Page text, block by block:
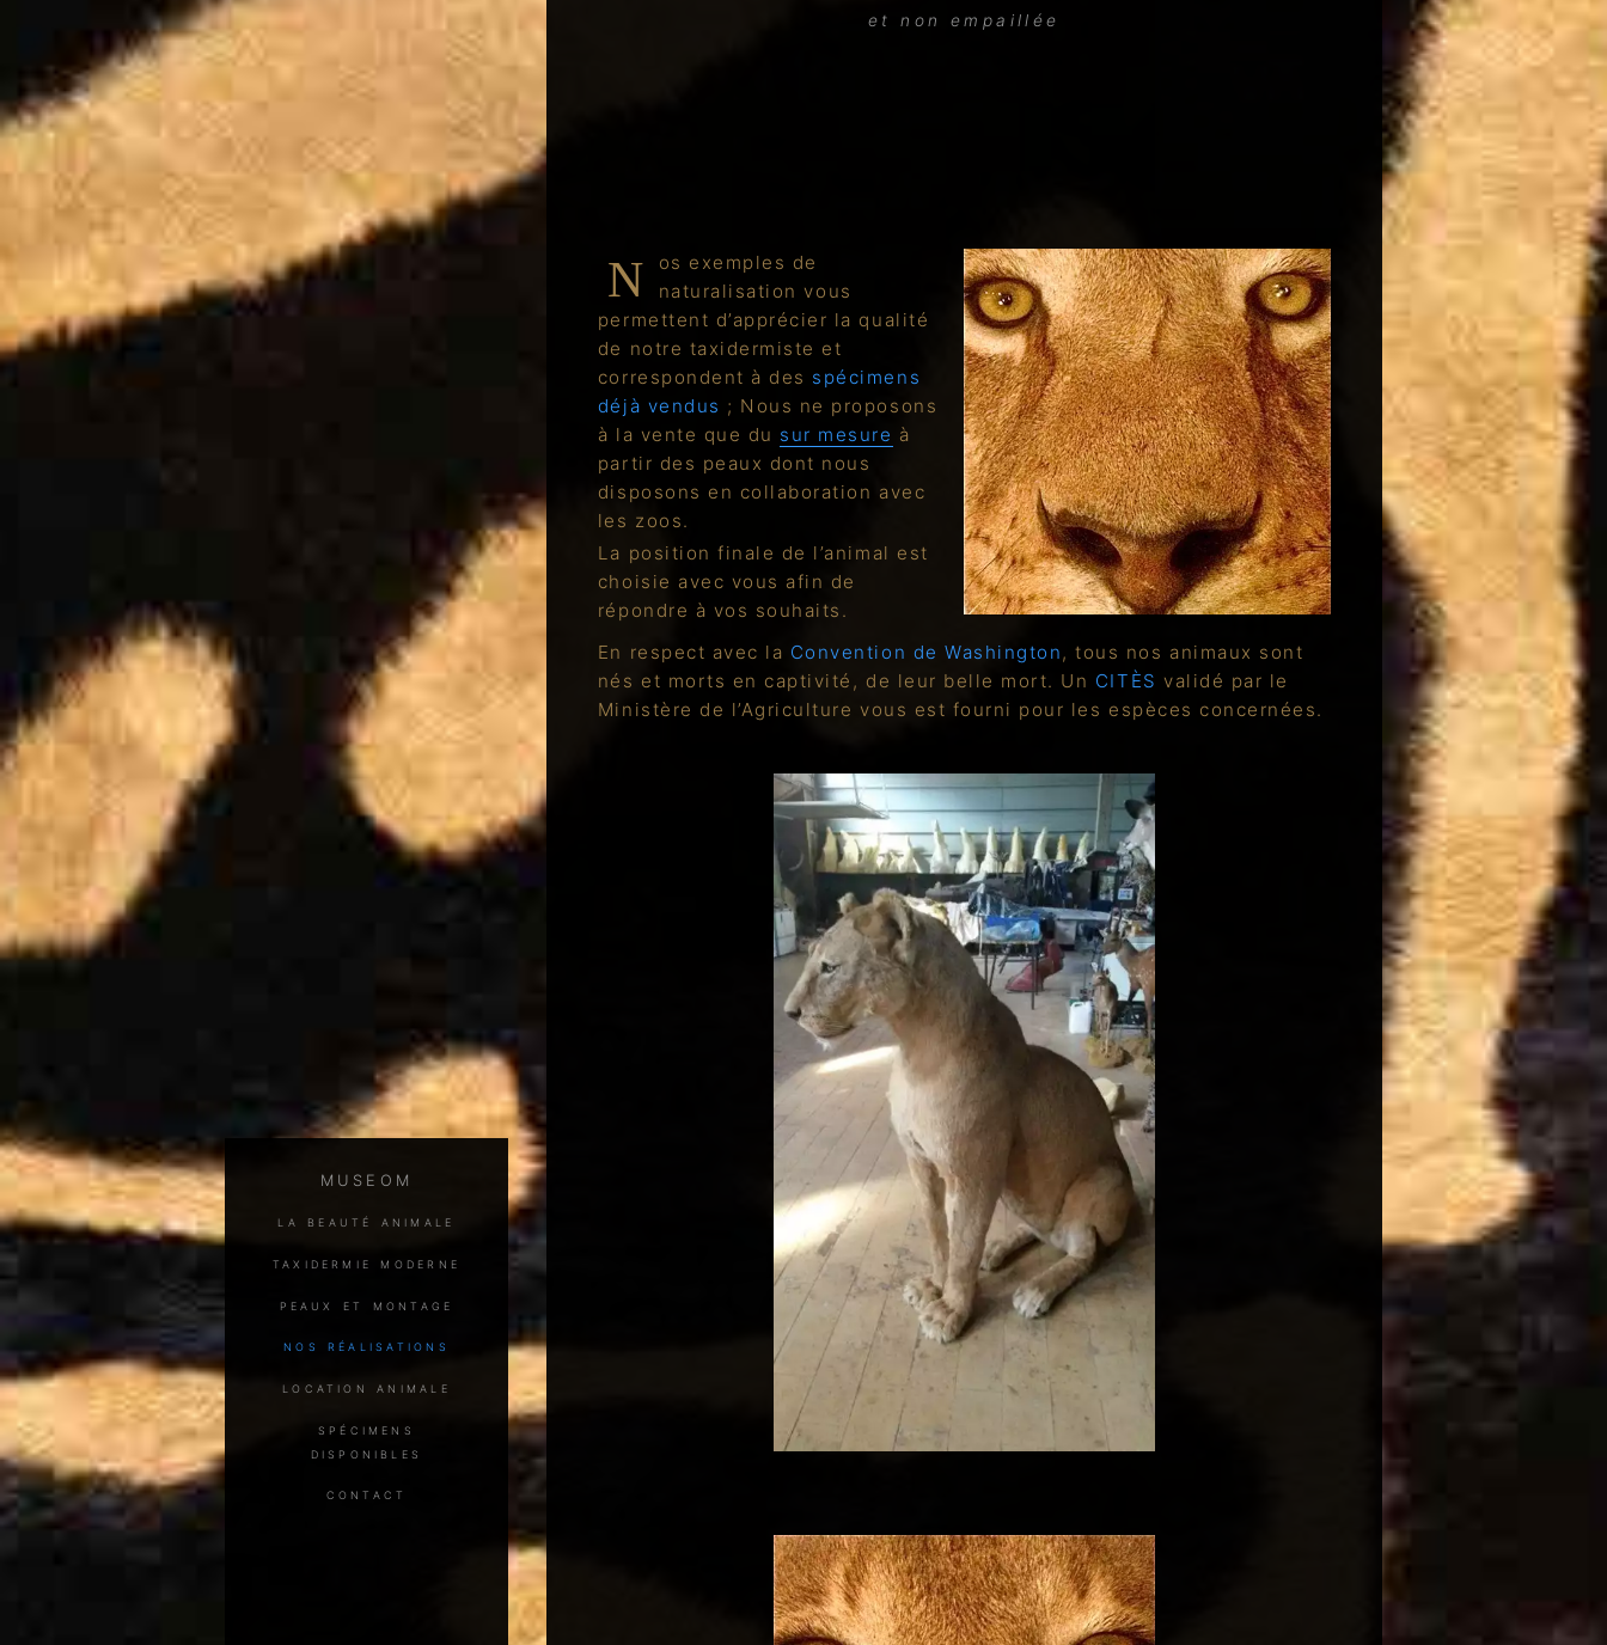
et non empaillée
Nos exemples de
naturalisation vous
permettent d’apprécier la qualité
de notre taxidermiste et
correspondent à des spécimens
déjà vendus ; Nous ne proposons
à la vente que du sur mesure à
partir des peaux dont nous
disposons en collaboration avec
les zoos.
La position finale de l’animal est
choisie avec vous afin de
répondre à vos souhaits.
En respect avec la Convention de Washington , tous nos animaux sont
nés et morts en captivité, de leur belle mort. Un CITÈS validé par le
Ministère de l’Agriculture vous est fourni pour les espèces concernées.
MUSEOM
la beauté animale
taxidermie moderne
peaux et montage
nos réalisations
location animale
spécimens
disponibles
contact